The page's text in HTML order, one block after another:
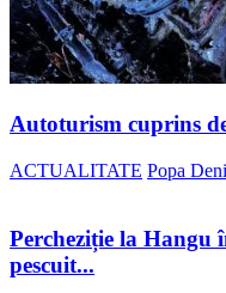
Autoturism cuprins
ACTUALITATE Popa
Percheziție la Hangu
pescuit...